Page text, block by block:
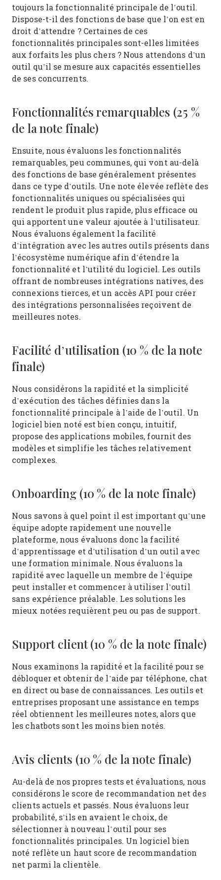
toujours la fonctionnalité principale de l’outil.
Dispose-t-il des fonctions de base que l’on est en
droit d’attendre ? Certaines de ces
fonctionnalités principales sont-elles limitées
aux forfaits les plus chers ? Nous attendons d’un
outil qu’il se mesure aux capacités essentielles
de ses concurrents.
Fonctionnalités remarquables (25 %
de la note finale)
Ensuite, nous évaluons les fonctionnalités
remarquables, peu communes, qui vont au-delà
des fonctions de base généralement présentes
dans ce type d’outils. Une note élevée reflète des
fonctionnalités uniques ou spécialisées qui
rendent le produit plus rapide, plus efficace ou
qui apportent une valeur ajoutée à l’utilisateur.
Nous évaluons également la facilité
d’intégration avec les autres outils présents dans
l’écosystème numérique afin d’étendre la
fonctionnalité et l’utilité du logiciel. Les outils
offrant de nombreuses intégrations natives, des
connexions tierces, et un accès API pour créer
des intégrations personnalisées reçoivent de
meilleures notes.
Facilité d’utilisation (10 % de la note
finale)
Nous considérons la rapidité et la simplicité
d’exécution des tâches définies dans la
fonctionnalité principale à l’aide de l’outil. Un
logiciel bien noté est bien conçu, intuitif,
propose des applications mobiles, fournit des
modèles et simplifie les tâches relativement
complexes.
Onboarding (10 % de la note finale)
Nous savons à quel point il est important qu’une
équipe adopte rapidement une nouvelle
plateforme, nous évaluons donc la facilité
d’apprentissage et d’utilisation d’un outil avec
une formation minimale. Nous évaluons la
rapidité avec laquelle un membre de l’équipe
peut installer et commencer à utiliser l’outil
sans expérience préalable. Les solutions les
mieux notées requièrent peu ou pas de support.
Support client (10 % de la note finale)
Nous examinons la rapidité et la facilité pour se
débloquer et obtenir de l’aide par téléphone, chat
en direct ou base de connaissances. Les outils et
entreprises proposant une assistance en temps
réel obtiennent les meilleures notes, alors que
les chatbots sont les moins bien notés.
Avis clients (10 % de la note finale)
Au-delà de nos propres tests et évaluations, nous
considérons le score de recommandation net des
clients actuels et passés. Nous évaluons leur
probabilité, s’ils en avaient le choix, de
sélectionner à nouveau l’outil pour ses
fonctionnalités principales. Un logiciel bien
noté reflète un haut score de recommandation
net parmi la clientèle.